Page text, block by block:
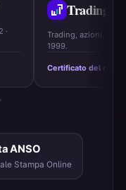
·
Trading
Trading, azioni, ETF
1999.
Certificato del
ANSO
Stampa Online